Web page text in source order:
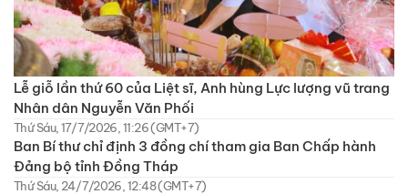
Lễ giỗ lần thứ 60 của Liệt sĩ, Anh hùng Lực lượng vũ trang
Nhân dân Nguyễn Văn Phối
Thứ Sáu, 17/7/2026, 11:26 (GMT+7)
Ban Bí thư chỉ định 3 đồng chí tham gia Ban Chấp hành
Đảng bộ tỉnh Đồng Tháp
Thứ Sáu, 24/7/2026, 12:48 (GMT+7)